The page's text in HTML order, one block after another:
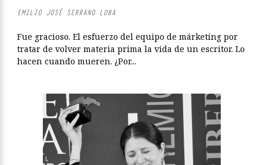
EMILIO JOSÉ SERRANO LOBA
Fue gracioso. El esfuerzo del equipo de márketing por
tratar de volver materia prima la vida de un escritor. Lo
hacen cuando mueren. ¿Por...